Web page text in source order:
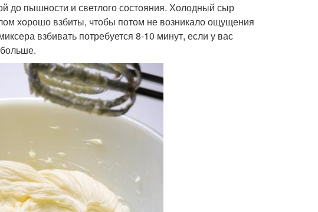
до пышности и светлого состояния. Холодный сыр
хорошо взбиты, чтобы потом не возникало ощущения
взбивать потребуется 8-10 минут, если у вас